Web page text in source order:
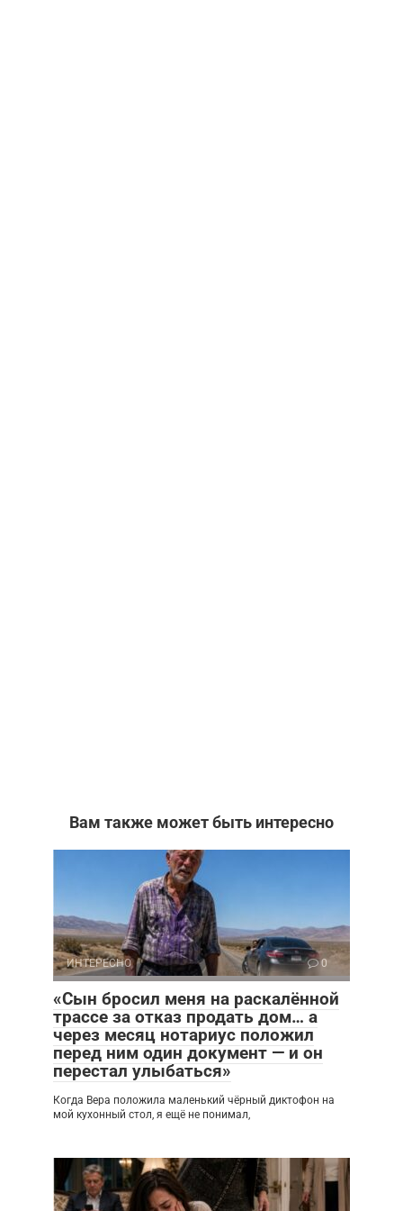
Вам также может быть интересно
ИНТЕРЕСНО 0
«Сын бросил меня на раскалённой
трассе за отказ продать дом… а
через месяц нотариус положил
перед ним один документ — и он
перестал улыбаться»
Когда Вера положила маленький чёрный диктофон на
мой кухонный стол, я ещё не понимал,